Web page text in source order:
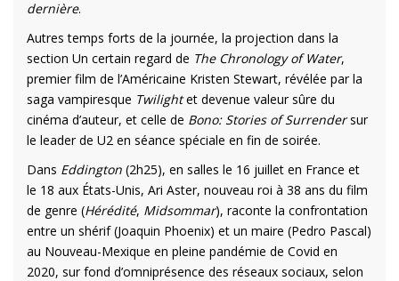
dernière.
Autres temps forts de la journée, la projection dans la
section Un certain regard de The Chronology of Water,
premier film de l’Américaine Kristen Stewart, révélée par la
saga vampiresque Twilightet devenue valeur sûre du
cinéma d’auteur, et celle de Bono: Stories of Surrendersur
le leader de U2 en séance spéciale en fin de soirée.
Dans Eddington (2h25), en salles le 16 juillet en France et
le 18 aux États-Unis, Ari Aster, nouveau roi à 38 ans du film
de genre (Hérédité, Midsommar), raconte la confrontation
entre un shérif (Joaquin Phoenix) et un maire (Pedro Pascal)
au Nouveau-Mexique en pleine pandémie de Covid en
2020, sur fond d’omniprésence des réseaux sociaux, selon